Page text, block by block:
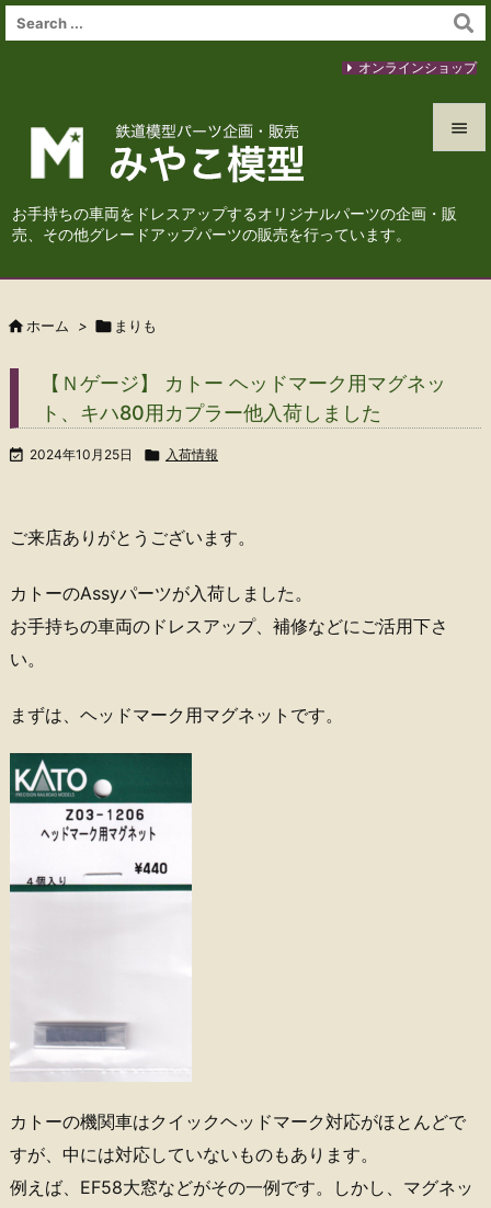
お手持ちの車両をドレスアップするオリジナルパーツの企画・販
売、その他グレードアップパーツの販売を行っています。



オンラインショップ
 ホーム >  まりも
【Ｎゲージ】 カトー ヘッドマーク用マグネッ
ト、キハ80用カプラー他入荷しました
 2024年10月25日  入荷情報
ご来店ありがとうございます。
カトーのAssyパーツが入荷しました。
お手持ちの車両のドレスアップ、補修などにご活用下さ
い。
まずは、ヘッドマーク用マグネットです。
カトーの機関車はクイックヘッドマーク対応がほとんどで
すが、中には対応していないものもあります。
例えば、EF58大窓などがその一例です。しかし、マグネッ